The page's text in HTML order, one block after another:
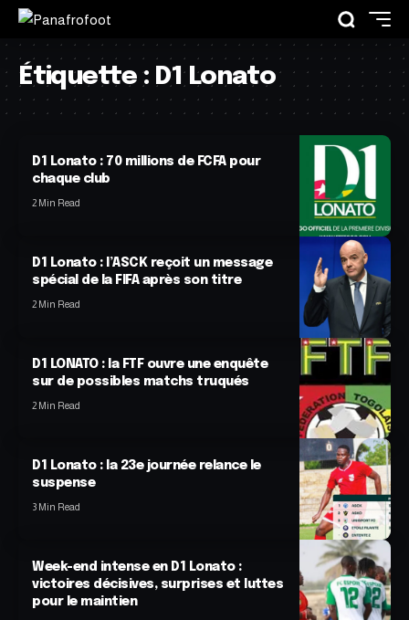
Étiquette : D1 Lonato
D1 Lonato : 70 millions de FCFA pour
chaque club
2 Min Read
D1 Lonato : l’ASCK reçoit un message
spécial de la FIFA après son titre
2 Min Read
D1 LONATO : la FTF ouvre une enquête
sur de possibles matchs truqués
2 Min Read
D1 Lonato : la 23e journée relance le
suspense
3 Min Read
Week-end intense en D1 Lonato :
victoires décisives, surprises et luttes
pour le maintien